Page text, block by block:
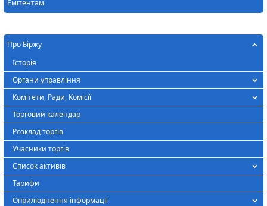
Емітентам
Про Біржу
Історія
Органи управління
Комітети, Ради, Комісії
Торговий календар
Розклад торгів
Учасники торгів
Список активів
Тарифи
Оприлюднення інформації